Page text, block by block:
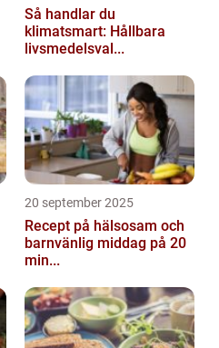
Så handlar du
klimatsmart: Hållbara
livsmedelsval...
20 september 2025
Recept på hälsosam och
barnvänlig middag på 20
min...